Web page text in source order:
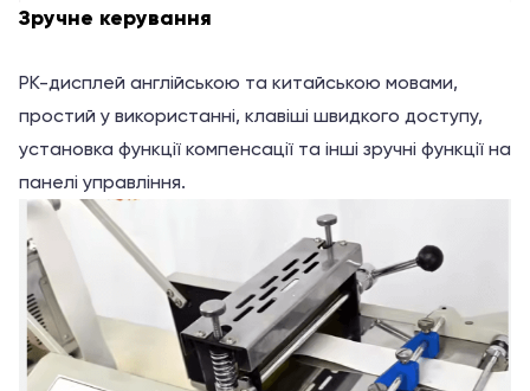
Зручне керування
РК-дисплей англійською та китайською мовами,
простий у використанні, клавіші швидкого доступу,
установка функції компенсації та інші зручні функції на
панелі управління.